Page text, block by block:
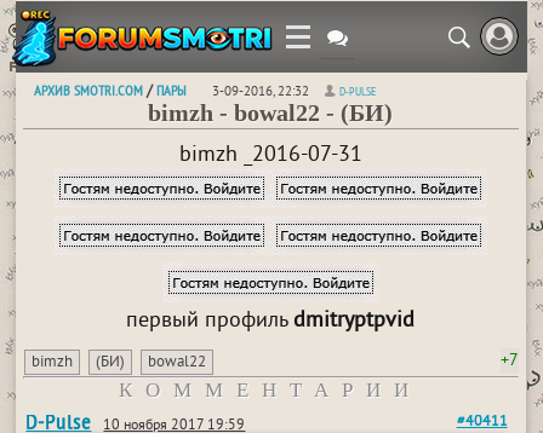
АРХИВ SMOTRI.COM /ПАРЫ 3-09-2016, 22:32 D-PULSE
bimzh - bowal22 - (БИ)
bimzh _2016-07-31
первый профиль dmitryptpvid
bimzh (БИ) bowal22 +7
КОММЕНТАРИИ
D-Pulse 10 ноября 2017 19:59 #40411